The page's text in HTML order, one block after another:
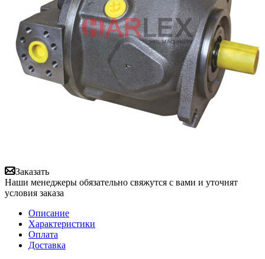
Заказать
Наши менеджеры обязательно свяжутся с вами и уточнят
условия заказа
Описание
Характеристики
Оплата
Доставка